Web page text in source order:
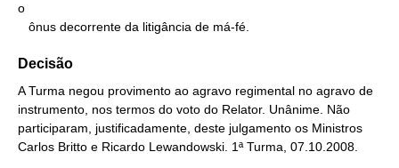
o
   ônus decorrente da litigância de má-fé.
Decisão
A Turma negou provimento ao agravo regimental no agravo de
instrumento, nos termos do voto do Relator. Unânime. Não
participaram, justificadamente, deste julgamento os Ministros
Carlos Britto e Ricardo Lewandowski. 1ª Turma, 07.10.2008.